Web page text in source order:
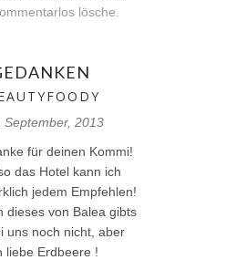
lösche.
September, 2013
für deinen Kommi!
das Hotel kann ich
jedem Empfehlen!
dieses von Balea gibts
uns noch nicht, aber
liebe Erdbeere !